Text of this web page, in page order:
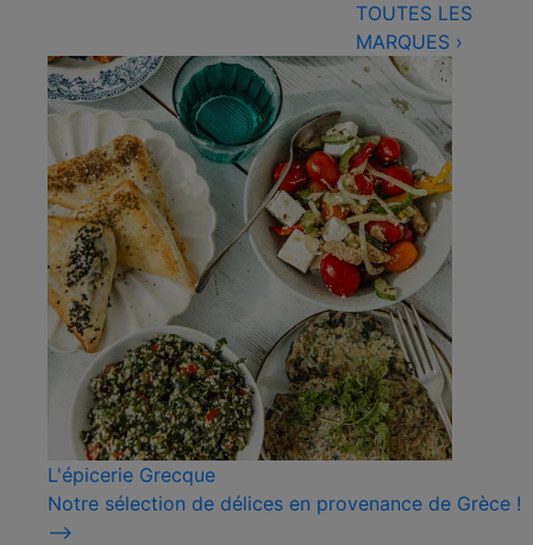
TOUTES LES
MARQUES ›
L'épicerie Grecque
Notre sélection de délices en provenance de Grèce !
⟶